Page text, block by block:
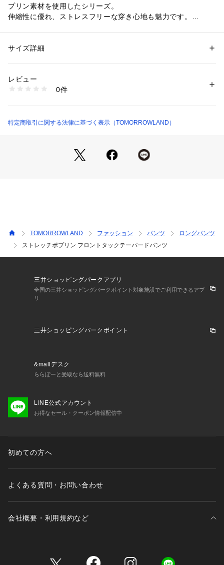
プリン素材を使用したシリーズ。
伸縮性に優れ、ストレスフリーな穿き心地も魅力です。
左サイドのコインポケットでトラッドなアクセントをプラスし
着こなしとも好相性。
オンオフ問わずさまざまなシーンで活躍してくれるクリーンな
スタッフ身長:160cm
店舗にお問い合わせの際は、下記の商品番号をお申し付けくだ
性別：レディース
素材：表地：ポリエステル68％　ウール29％　ポリウレタン3％　裏地：
生産国：日本
洗濯：手洗い、漂白不可、タンブル乾燥不可、アイロン仕上げ可、ドライ
※詳しい洗濯方法については、商品の品質表示タグをご覧ください
12040404130 （ショップ）
サイズ詳細
レビュー
0件
特定商取引に関する法律に基づく表示（TOMORROWLAND）
TOMORROWLAND ファッション パンツ
ロングパンツ
ストレッチポプリン フロントタックテーパードパンツ
三井ショッピングパークアプリ
全国の三井ショッピングパークポイント対象施設でご利用できるアプ
リ
三井ショッピングパークポイント
&mallデスク
ららぽーと受取なら送料無料
LINE公式アカウント
お得なセール・クーポン情報配信中
初めての方へ
よくある質問・お問い合わせ
会社概要・利用規約など